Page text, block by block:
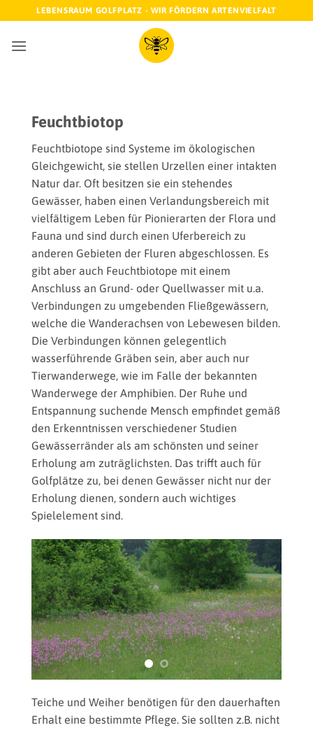
springen
LEBENSRAUM GOLFPLATZ - WIR FÖRDERN ARTENVIELFALT
Feuchtbiotop
Feuchtbiotope sind Systeme im ökologischen
Gleichgewicht, sie stellen Urzellen einer intakten
Natur dar. Oft besitzen sie ein stehendes
Gewässer, haben einen Verlandungsbereich mit
vielfältigem Leben für Pionierarten der Flora und
Fauna und sind durch einen Uferbereich zu
anderen Gebieten der Fluren abgeschlossen. Es
gibt aber auch Feuchtbiotope mit einem
Anschluss an Grund- oder Quellwasser mit u.a.
Verbindungen zu umgebenden Fließgewässern,
welche die Wanderachsen von Lebewesen bilden.
Die Verbindungen können gelegentlich
wasserführende Gräben sein, aber auch nur
Tierwanderwege, wie im Falle der bekannten
Wanderwege der Amphibien. Der Ruhe und
Entspannung suchende Mensch empfindet gemäß
den Erkenntnissen verschiedener Studien
Gewässerränder als am schönsten und seiner
Erholung am zuträglichsten. Das trifft auch für
Golfplätze zu, bei denen Gewässer nicht nur der
Erholung dienen, sondern auch wichtiges
Spielelement sind.
Teiche und Weiher benötigen für den dauerhaften
Erhalt eine bestimmte Pflege. Sie sollten z.B. nicht